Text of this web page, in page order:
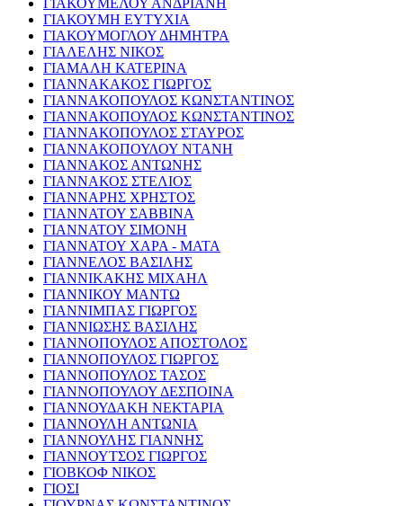
ΓΙΑΚΟΥΜΕΛΟΥ ΑΝΔΡΙΑΝΗ
ΓΙΑΚΟΥΜΗ ΕΥΤΥΧΙΑ
ΓΙΑΚΟΥΜΟΓΛΟΥ ΔΗΜΗΤΡΑ
ΓΙΑΛΕΛΗΣ ΝΙΚΟΣ
ΓΙΑΜΑΛΗ ΚΑΤΕΡΙΝΑ
ΓΙΑΝΝΑΚΑΚΟΣ ΓΙΩΡΓΟΣ
ΓΙΑΝΝΑΚΟΠΟΥΛΟΣ ΚΩΝΣΤΑΝΤΙΝΟΣ
ΓΙΑΝΝΑΚΟΠΟΥΛΟΣ ΚΩΝΣΤΑΝΤΙΝΟΣ
ΓΙΑΝΝΑΚΟΠΟΥΛΟΣ ΣΤΑΥΡΟΣ
ΓΙΑΝΝΑΚΟΠΟΥΛΟΥ ΝΤΑΝΗ
ΓΙΑΝΝΑΚΟΣ ΑΝΤΩΝΗΣ
ΓΙΑΝΝΑΚΟΣ ΣΤΕΛΙΟΣ
ΓΙΑΝΝΑΡΗΣ ΧΡΗΣΤΟΣ
ΓΙΑΝΝΑΤΟΥ ΣΑΒΒΙΝΑ
ΓΙΑΝΝΑΤΟΥ ΣΙΜΟΝΗ
ΓΙΑΝΝΑΤΟΥ ΧΑΡΑ - ΜΑΤΑ
ΓΙΑΝΝΕΛΟΣ ΒΑΣΙΛΗΣ
ΓΙΑΝΝΙΚΑΚΗΣ ΜΙΧΑΗΛ
ΓΙΑΝΝΙΚΟΥ ΜΑΝΤΩ
ΓΙΑΝΝΙΜΠΑΣ ΓΙΩΡΓΟΣ
ΓΙΑΝΝΙΩΣΗΣ ΒΑΣΙΛΗΣ
ΓΙΑΝΝΟΠΟΥΛΟΣ ΑΠΟΣΤΟΛΟΣ
ΓΙΑΝΝΟΠΟΥΛΟΣ ΓΙΩΡΓΟΣ
ΓΙΑΝΝΟΠΟΥΛΟΣ ΤΑΣΟΣ
ΓΙΑΝΝΟΠΟΥΛΟΥ ΔΕΣΠΟΙΝΑ
ΓΙΑΝΝΟΥΔΑΚΗ ΝΕΚΤΑΡΙΑ
ΓΙΑΝΝΟΥΛΗ ΑΝΤΩΝΙΑ
ΓΙΑΝΝΟΥΛΗΣ ΓΙΑΝΝΗΣ
ΓΙΑΝΝΟΥΤΣΟΣ ΓΙΩΡΓΟΣ
ΓΙΟΒΚΟΦ ΝΙΚΟΣ
ΓΙΟΣΙ